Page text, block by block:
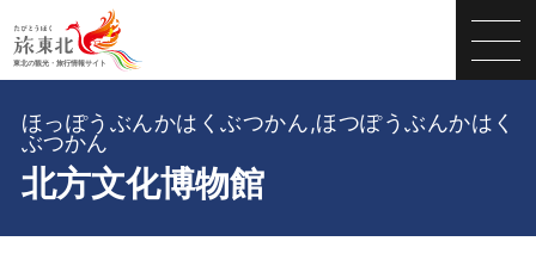
北方文化博物館
ほっぽうぶんかはくぶつかん,ほつぽうぶんかはく
ぶつかん